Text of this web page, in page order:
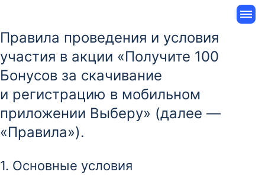
Правила проведения и условия
участия в акции «Получите 100
Бонусов за скачивание
и регистрацию в мобильном
приложении Выберу» (далее —
«Правила»).
1. Основные условия